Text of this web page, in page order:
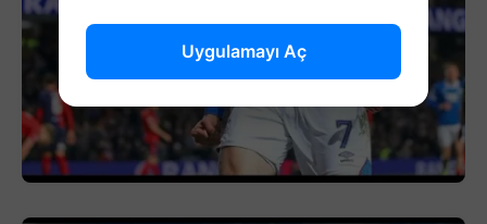
Uygulamayı Aç